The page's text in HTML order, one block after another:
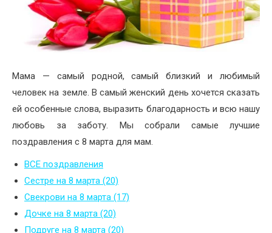
Недвижимость
Мама — самый родной, самый близкий и любимый
человек на земле. В самый женский день хочется сказать
ей особенные слова, выразить благодарность и всю нашу
любовь за заботу. Мы собрали самые лучшие
поздравления с 8 марта для мам.
ВСЕ поздравления
Сестре на 8 марта (20)
Свекрови на 8 марта (17)
Дочке на 8 марта (20)
Подруге на 8 марта (20)